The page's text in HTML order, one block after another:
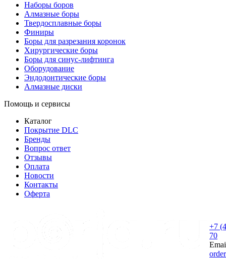
Наборы боров
Алмазные боры
Твердосплавные боры
Финиры
Боры для разрезания коронок
Хирургические боры
Боры для синус-лифтинга
Оборудование
Эндодонтические боры
Алмазные диски
Помощь и сервисы
Каталог
Покрытие DLC
Бренды
Вопрос ответ
Отзывы
Оплата
Новости
Контакты
Оферта
+7
70